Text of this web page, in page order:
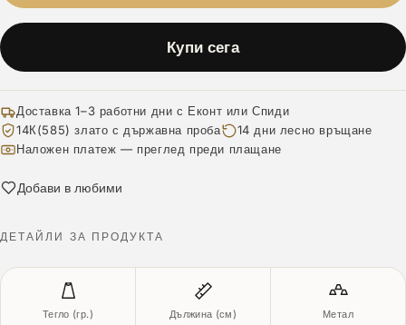
Купи сега
Доставка 1–3 работни дни с Еконт или Спиди
14К(585) злато с държавна проба
14 дни лесно връщане
Наложен платеж — преглед преди плащане
Добави в любими
ДЕТАЙЛИ ЗА ПРОДУКТА
Тегло (гр.) Дължина (см) Метал